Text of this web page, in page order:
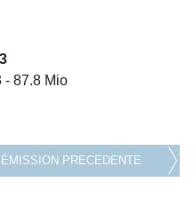
- 87.8 Mio
ÉMISSION PRECEDENTE